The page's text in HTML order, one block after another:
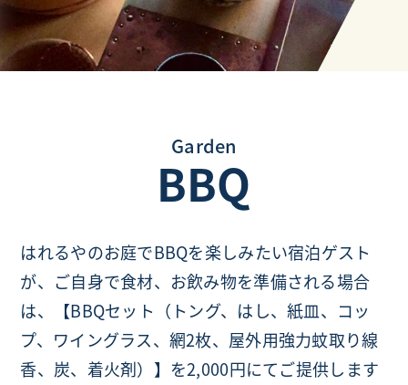
Garden
BBQ
はれるやのお庭でBBQを楽しみたい宿泊ゲスト
が、ご自身で食材、お飲み物を準備される場合
は、【BBQセット（トング、はし、紙皿、コッ
プ、ワイングラス、網2枚、屋外用強力蚊取り線
香、炭、着火剤）】を2,000円にてご提供します